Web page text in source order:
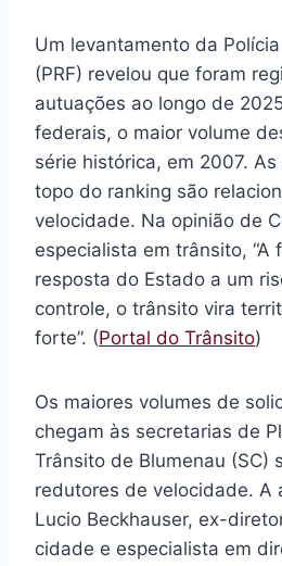
Um levantamento da
(PRF) revelou que foram
autuações ao longo de
federais, o maior volume
série histórica, em 2007.
topo do ranking são
velocidade. Na opinião de
especialista em trânsito, “A
resposta do Estado a um
controle, o trânsito vira
forte”. (Portal do Trânsito)
Os maiores volumes de
chegam às secretarias de
Trânsito de Blumenau (SC)
redutores de velocidade. A
Lucio Beckhauser, ex-
cidade e especialista em